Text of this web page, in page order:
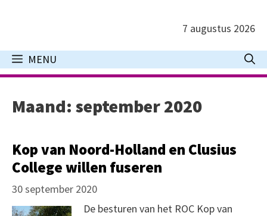
inhoud
7 augustus 2026
MENU
Maand: september 2020
Kop van Noord-Holland en Clusius
College willen fuseren
30 september 2020
De besturen van het ROC Kop van